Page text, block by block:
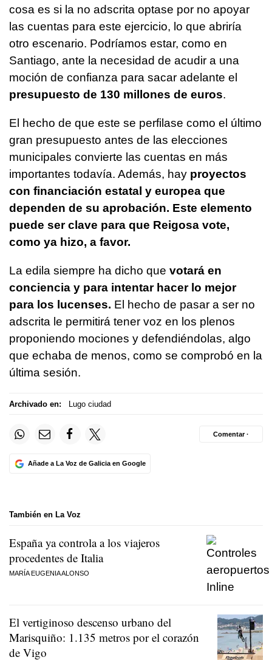
cosa es si la no adscrita optase por no apoyar
las cuentas para este ejercicio, lo que abriría
otro escenario. Podríamos estar, como en
Santiago, ante la necesidad de acudir a una
moción de confianza para sacar adelante el
presupuesto de 130 millones de euros.
El hecho de que este se perfilase como el último
gran presupuesto antes de las elecciones
municipales convierte las cuentas en más
importantes todavía. Además, hay proyectos
con financiación estatal y europea que
dependen de su aprobación. Este elemento
puede ser clave para que Reigosa vote,
como ya hizo, a favor.
La edila siempre ha dicho que votará en
conciencia y para intentar hacer lo mejor
para los lucenses. El hecho de pasar a ser no
adscrita le permitirá tener voz en los plenos
proponiendo mociones y defendiéndolas, algo
que echaba de menos, como se comprobó en la
última sesión.
Archivado en: Lugo ciudad
Añade a La Voz de Galicia en Google
Comentar ·
También en La Voz
España ya controla a los viajeros
procedentes de Italia
MARÍA EUGENIA ALONSO
El vertiginoso descenso urbano del
Marisquiño: 1.135 metros por el corazón
de Vigo